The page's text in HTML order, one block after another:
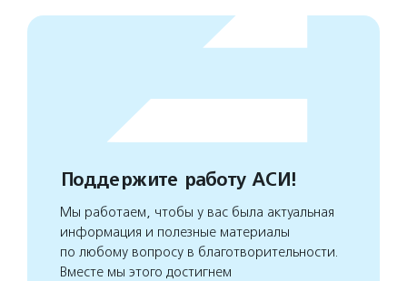
Поддержите работу АСИ!
Мы работаем, чтобы у вас была актуальная
информация и полезные материалы
по любому вопросу в благотворительности.
Вместе мы этого достигнем